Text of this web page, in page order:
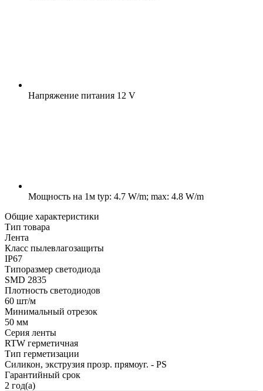
Напряжение питания 12 V
Мощность на 1м typ: 4.7 W/m; max: 4.8 W/m
Общие характеристики
Тип товара
Лента
Класс пылевлагозащиты
IP67
Типоразмер светодиода
SMD 2835
Плотность светодиодов
60 шт/м
Минимальный отрезок
50 мм
Серия ленты
RTW герметичная
Тип герметизации
Силикон, экструзия прозр. прямоуг. - PS
Гарантийный срок
2 год(а)